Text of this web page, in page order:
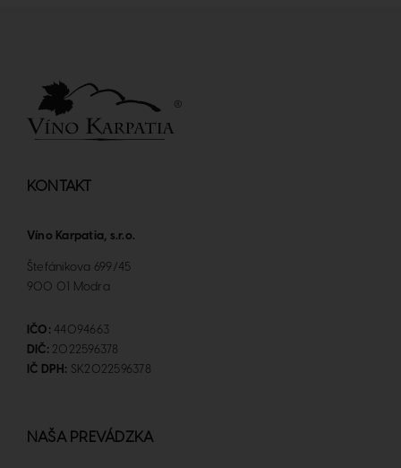
KONTAKT
Víno Karpatia, s.r.o.
Štefánikova 699/45
900 01 Modra
IČO: 44094663
DIČ: 2022596378
IČ DPH: SK2022596378
NAŠA PREVÁDZKA